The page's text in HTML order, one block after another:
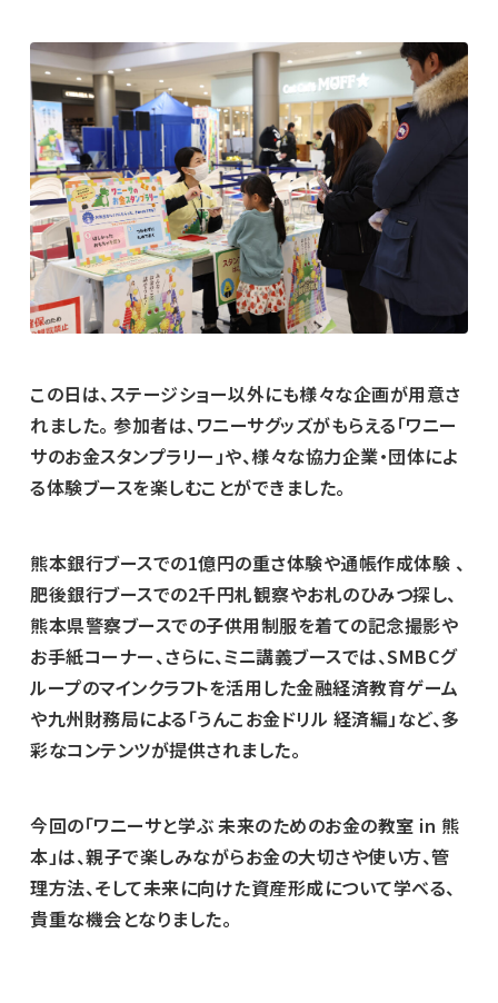
この日は、ステージショー以外にも様々な企画が用意さ
れました。 参加者は、ワニーサグッズがもらえる「ワニー
サのお金スタンプラリー」や、様々な協力企業・団体によ
る体験ブースを楽しむことができました。
熊本銀行ブースでの1億円の重さ体験や通帳作成体験 、
肥後銀行ブースでの2千円札観察やお札のひみつ探し、
熊本県警察ブースでの子供用制服を着ての記念撮影や
お手紙コーナー、さらに、ミニ講義ブースでは、SMBCグ
ループのマインクラフトを活用した金融経済教育ゲーム
や九州財務局による「うんこお金ドリル 経済編」など、多
彩なコンテンツが提供されました。
今回の「ワニーサと学ぶ 未来のためのお金の教室 in 熊
本」は、親子で楽しみながらお金の大切さや使い方、管
理方法、そして未来に向けた資産形成について学べる、
貴重な機会となりました。